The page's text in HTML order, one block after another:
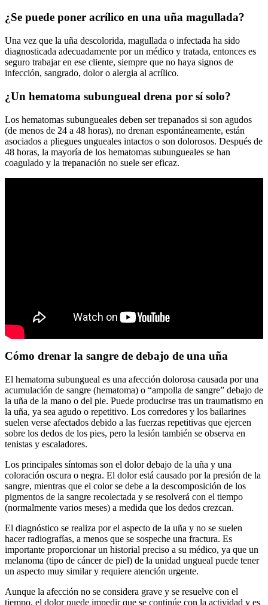
¿Se puede poner acrílico en una uña magullada?
Una vez que la uña descolorida, magullada o infectada ha sido
diagnosticada adecuadamente por un médico y tratada, entonces es
seguro trabajar en ese cliente, siempre que no haya signos de
infección, sangrado, dolor o alergia al acrílico.
¿Un hematoma subungueal drena por sí solo?
Los hematomas subungueales deben ser trepanados si son agudos
(de menos de 24 a 48 horas), no drenan espontáneamente, están
asociados a pliegues ungueales intactos o son dolorosos. Después de
48 horas, la mayoría de los hematomas subungueales se han
coagulado y la trepanación no suele ser eficaz.
Cómo drenar la sangre de debajo de una uña
El hematoma subungueal es una afección dolorosa causada por una
acumulación de sangre (hematoma) o “ampolla de sangre” debajo de
la uña de la mano o del pie. Puede producirse tras un traumatismo en
la uña, ya sea agudo o repetitivo. Los corredores y los bailarines
suelen verse afectados debido a las fuerzas repetitivas que ejercen
sobre los dedos de los pies, pero la lesión también se observa en
tenistas y escaladores.
Los principales síntomas son el dolor debajo de la uña y una
coloración oscura o negra. El dolor está causado por la presión de la
sangre, mientras que el color se debe a la descomposición de los
pigmentos de la sangre recolectada y se resolverá con el tiempo
(normalmente varios meses) a medida que los dedos crezcan.
El diagnóstico se realiza por el aspecto de la uña y no se suelen
hacer radiografías, a menos que se sospeche una fractura. Es
importante proporcionar un historial preciso a su médico, ya que un
melanoma (tipo de cáncer de piel) de la unidad ungueal puede tener
un aspecto muy similar y requiere atención urgente.
Aunque la afección no se considera grave y se resuelve con el
tiempo, el dolor puede impedir que se continúe con la actividad y es